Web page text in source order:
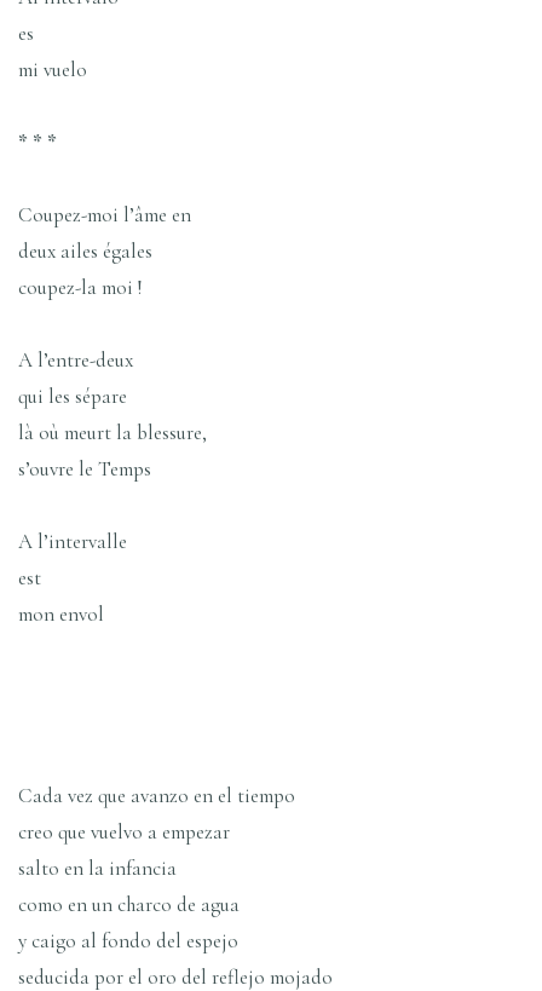
es
mi vuelo
* * *
Coupez-moi l’âme en
deux ailes égales
coupez-la moi !
A l’entre-deux
qui les sépare
là où meurt la blessure,
s’ouvre le Temps
A l’intervalle
est
mon envol
Cada vez que avanzo en el tiempo
creo que vuelvo a empezar
salto en la infancia
como en un charco de agua
y caigo al fondo del espejo
seducida por el oro del reflejo mojado